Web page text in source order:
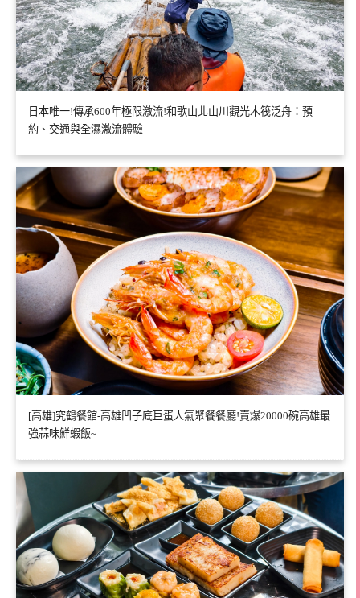
日本唯一!傳承600年極限激流!和歌山北山川觀光木筏泛舟：預
約、交通與全濕激流體驗
[高雄]究鶴餐館-高雄凹子底巨蛋人氣聚餐餐廳!賣爆20000碗高雄最
強蒜味鮮蝦飯~